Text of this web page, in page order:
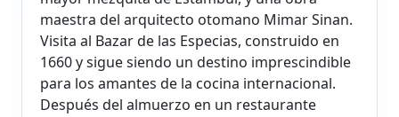
maestra del arquitecto otomano Mimar Sinan.
Visita al Bazar de las Especias, construido en
1660 y sigue siendo un destino imprescindible
para los amantes de la cocina internacional.
Después del almuerzo en un restaurante